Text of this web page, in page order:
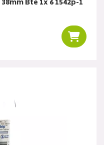
Bte 1x 6 1542p-1